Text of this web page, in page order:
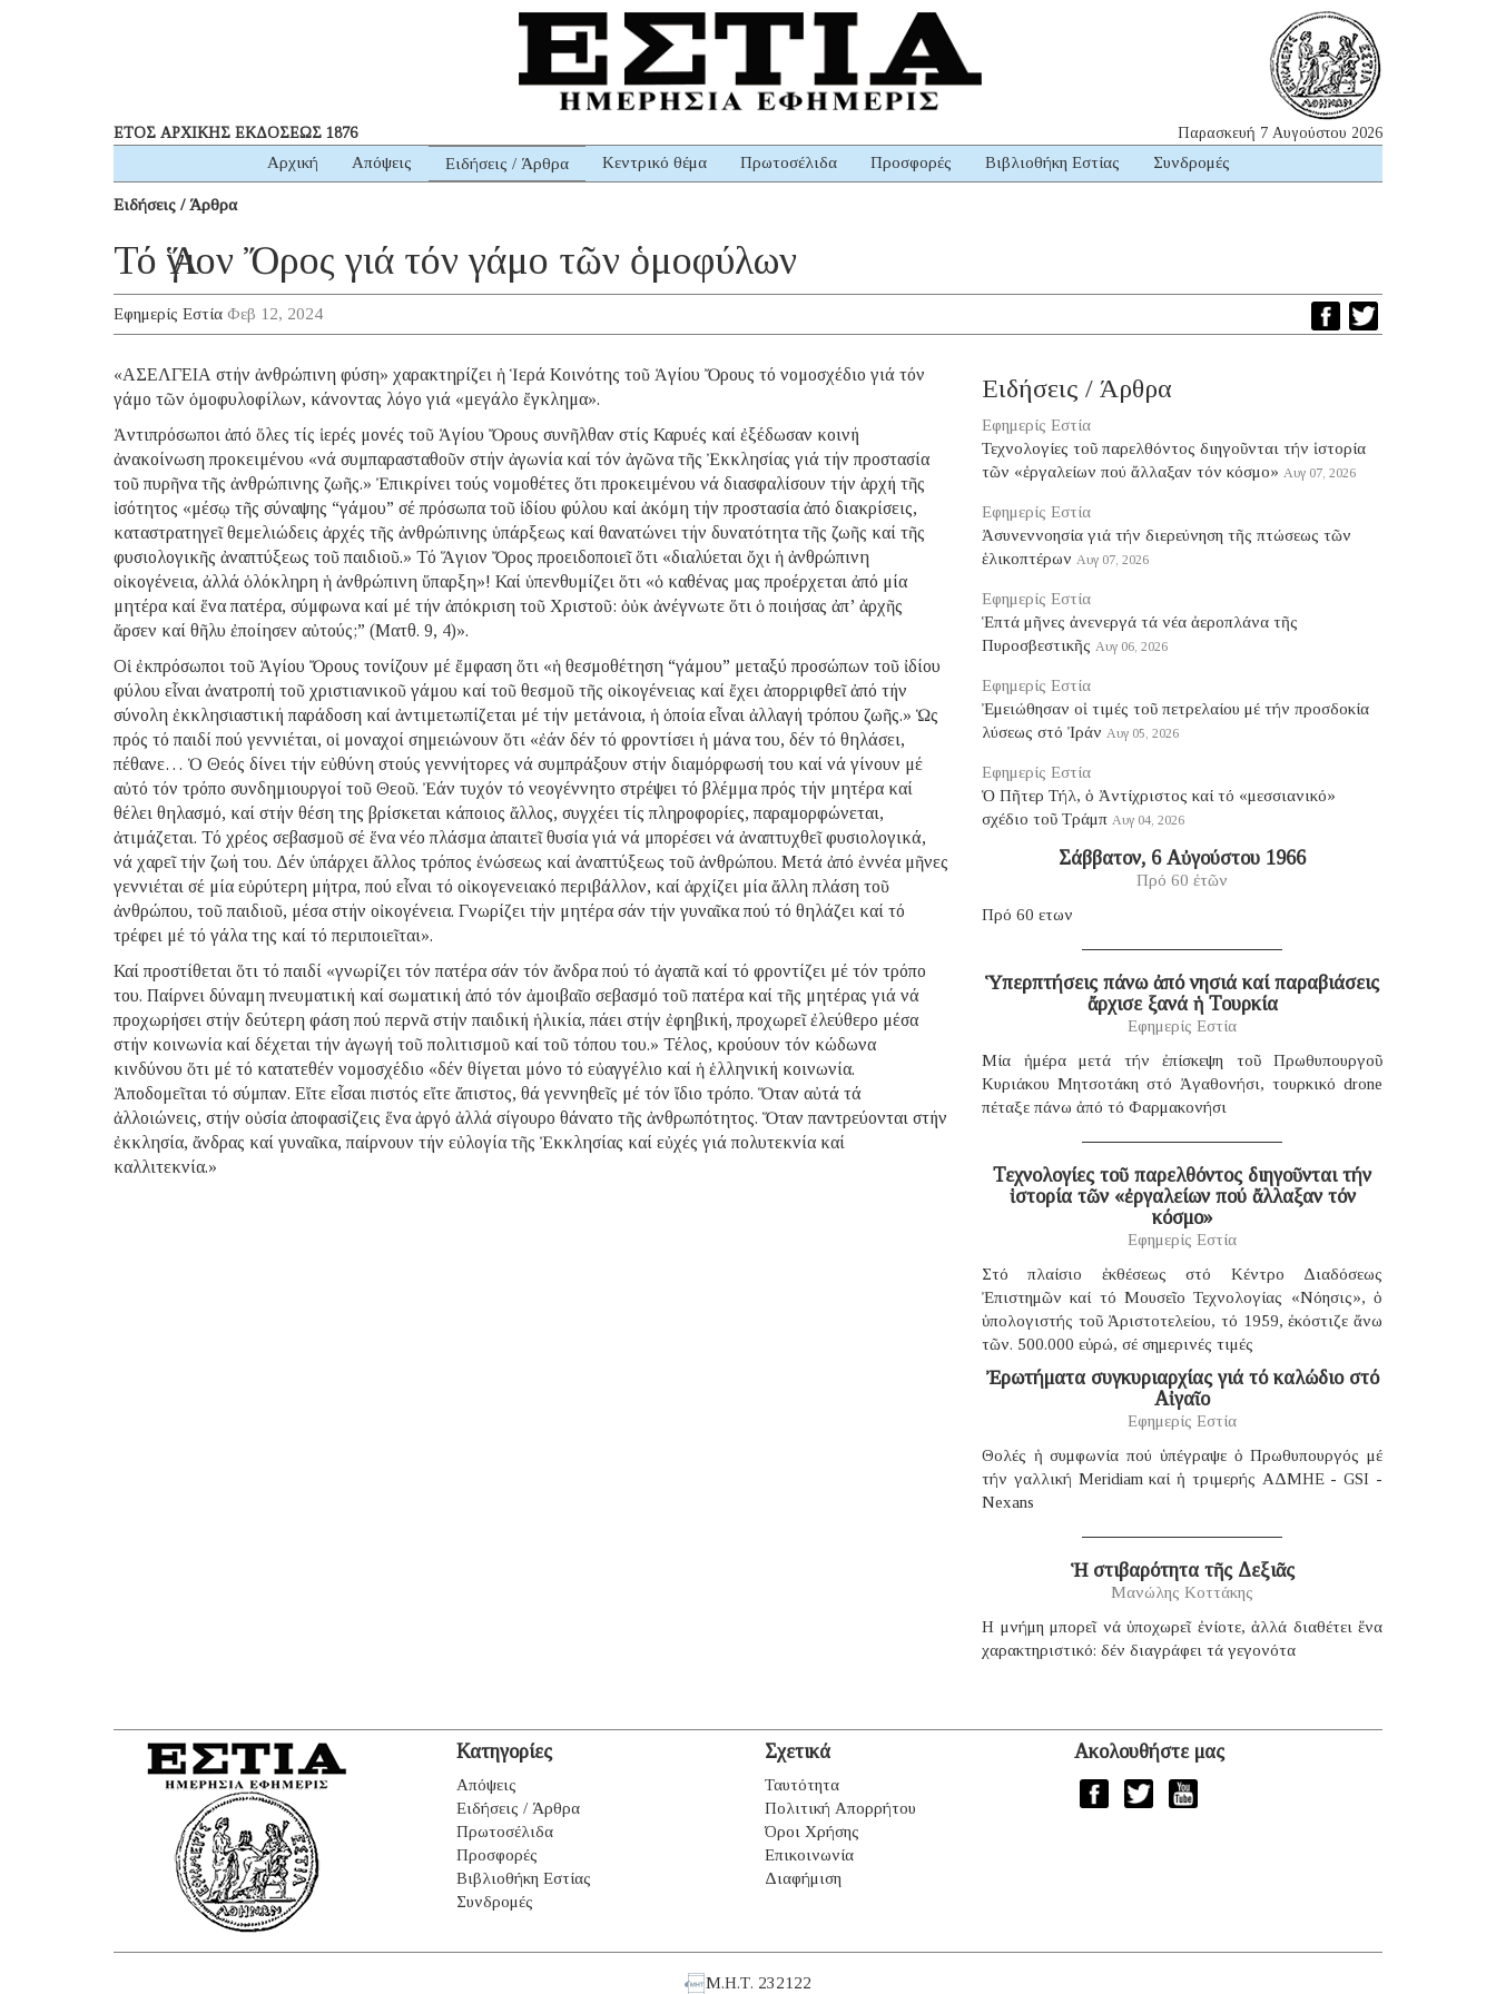
ΕΤΟΣ ΑΡΧΙΚΗΣ ΕΚΔΟΣΕΩΣ 1876 Παρασκευή 7 Αυγούστου 2026
Αρχική Απόψεις Ειδήσεις / Άρθρα Κεντρικό θέμα Πρωτοσέλιδα Προσφορές Βιβλιοθήκη Εστίας Συνδρομές
Ειδήσεις / Άρθρα
Τό Ἅγιον Ὄρος γιά τόν γάμο τῶν ὁμοφύλων
Εφημερίς Εστία Φεβ 12, 2024
«ΑΣΕΛΓΕΙΑ στήν ἀνθρώπινη φύση» χαρακτηρίζει ἡ Ἱερά Κοινότης τοῦ Ἁγίου Ὄρους τό νομοσχέδιο γιά τόν
γάμο τῶν ὁμοφυλοφίλων, κάνοντας λόγο γιά «μεγάλο ἔγκλημα».
Ἀντιπρόσωποι ἀπό ὅλες τίς ἱερές μονές τοῦ Ἁγίου Ὄρους συνῆλθαν στίς Καρυές καί ἐξέδωσαν κοινή
ἀνακοίνωση προκειμένου «νά συμπαρασταθοῦν στήν ἀγωνία καί τόν ἀγῶνα τῆς Ἐκκλησίας γιά τήν προστασία
τοῦ πυρῆνα τῆς ἀνθρώπινης ζωῆς.» Ἐπικρίνει τούς νομοθέτες ὅτι προκειμένου νά διασφαλίσουν τήν ἀρχή τῆς
ἰσότητος «μέσῳ τῆς σύναψης “γάμου” σέ πρόσωπα τοῦ ἰδίου φύλου καί ἀκόμη τήν προστασία ἀπό διακρίσεις,
καταστρατηγεῖ θεμελιώδεις ἀρχές τῆς ἀνθρώπινης ὑπάρξεως καί θανατώνει τήν δυνατότητα τῆς ζωῆς καί τῆς
φυσιολογικῆς ἀναπτύξεως τοῦ παιδιοῦ.» Τό Ἅγιον Ὄρος προειδοποιεῖ ὅτι «διαλύεται ὄχι ἡ ἀνθρώπινη
οἰκογένεια, ἀλλά ὁλόκληρη ἡ ἀνθρώπινη ὕπαρξη»! Καί ὑπενθυμίζει ὅτι «ὁ καθένας μας προέρχεται ἀπό μία
μητέρα καί ἕνα πατέρα, σύμφωνα καί μέ τήν ἀπόκριση τοῦ Χριστοῦ: ὀὐκ ἀνέγνωτε ὅτι ὁ ποιήσας ἀπ’ ἀρχῆς
ἄρσεν καί θῆλυ ἐποίησεν αὐτούς;” (Ματθ. 9, 4)».
Οἱ ἐκπρόσωποι τοῦ Ἁγίου Ὄρους τονίζουν μέ ἔμφαση ὅτι «ἡ θεσμοθέτηση “γάμου” μεταξύ προσώπων τοῦ ἰδίου
φύλου εἶναι ἀνατροπή τοῦ χριστιανικοῦ γάμου καί τοῦ θεσμοῦ τῆς οἰκογένειας καί ἔχει ἀπορριφθεῖ ἀπό τήν
σύνολη ἐκκλησιαστική παράδοση καί ἀντιμετωπίζεται μέ τήν μετάνοια, ἡ ὁποία εἶναι ἀλλαγή τρόπου ζωῆς.» Ὡς
πρός τό παιδί πού γεννιέται, οἱ μοναχοί σημειώνουν ὅτι «ἐάν δέν τό φροντίσει ἡ μάνα του, δέν τό θηλάσει,
πέθανε… Ὁ Θεός δίνει τήν εὐθύνη στούς γεννήτορες νά συμπράξουν στήν διαμόρφωσή του καί νά γίνουν μέ
αὐτό τόν τρόπο συνδημιουργοί τοῦ Θεοῦ. Ἐάν τυχόν τό νεογέννητο στρέψει τό βλέμμα πρός τήν μητέρα καί
θέλει θηλασμό, καί στήν θέση της βρίσκεται κάποιος ἄλλος, συγχέει τίς πληροφορίες, παραμορφώνεται,
ἀτιμάζεται. Τό χρέος σεβασμοῦ σέ ἕνα νέο πλάσμα ἀπαιτεῖ θυσία γιά νά μπορέσει νά ἀναπτυχθεῖ φυσιολογικά,
νά χαρεῖ τήν ζωή του. Δέν ὑπάρχει ἄλλος τρόπος ἑνώσεως καί ἀναπτύξεως τοῦ ἀνθρώπου. Μετά ἀπό ἐννέα μῆνες
γεννιέται σέ μία εὐρύτερη μήτρα, πού εἶναι τό οἰκογενειακό περιβάλλον, καί ἀρχίζει μία ἄλλη πλάση τοῦ
ἀνθρώπου, τοῦ παιδιοῦ, μέσα στήν οἰκογένεια. Γνωρίζει τήν μητέρα σάν τήν γυναῖκα πού τό θηλάζει καί τό
τρέφει μέ τό γάλα της καί τό περιποιεῖται».
Καί προστίθεται ὅτι τό παιδί «γνωρίζει τόν πατέρα σάν τόν ἄνδρα πού τό ἀγαπᾶ καί τό φροντίζει μέ τόν τρόπο
του. Παίρνει δύναμη πνευματική καί σωματική ἀπό τόν ἀμοιβαῖο σεβασμό τοῦ πατέρα καί τῆς μητέρας γιά νά
προχωρήσει στήν δεύτερη φάση πού περνᾶ στήν παιδική ἡλικία, πάει στήν ἐφηβική, προχωρεῖ ἐλεύθερο μέσα
στήν κοινωνία καί δέχεται τήν ἀγωγή τοῦ πολιτισμοῦ καί τοῦ τόπου του.» Τέλος, κρούουν τόν κώδωνα
κινδύνου ὅτι μέ τό κατατεθέν νομοσχέδιο «δέν θίγεται μόνο τό εὐαγγέλιο καί ἡ ἑλληνική κοινωνία.
Ἀποδομεῖται τό σύμπαν. Εἴτε εἶσαι πιστός εἴτε ἄπιστος, θά γεννηθεῖς μέ τόν ἴδιο τρόπο. Ὅταν αὐτά τά
ἀλλοιώνεις, στήν οὐσία ἀποφασίζεις ἕνα ἀργό ἀλλά σίγουρο θάνατο τῆς ἀνθρωπότητος. Ὅταν παντρεύονται στήν
ἐκκλησία, ἄνδρας καί γυναῖκα, παίρνουν τήν εὐλογία τῆς Ἐκκλησίας καί εὐχές γιά πολυτεκνία καί
καλλιτεκνία.»
Ειδήσεις / Άρθρα
Εφημερίς Εστία
Τεχνολογίες τοῦ παρελθόντος διηγοῦνται τήν ἱστορία
τῶν «ἐργαλείων πού ἄλλαξαν τόν κόσμο» Αυγ 07, 2026
Εφημερίς Εστία
Ἀσυνεννοησία γιά τήν διερεύνηση τῆς πτώσεως τῶν
ἑλικοπτέρων Αυγ 07, 2026
Εφημερίς Εστία
Ἑπτά μῆνες ἀνενεργά τά νέα ἀεροπλάνα τῆς
Πυροσβεστικῆς Αυγ 06, 2026
Εφημερίς Εστία
Ἐμειώθησαν οἱ τιμές τοῦ πετρελαίου μέ τήν προσδοκία
λύσεως στό Ἰράν Αυγ 05, 2026
Εφημερίς Εστία
Ὁ Πῆτερ Τήλ, ὁ Ἀντίχριστος καί τό «μεσσιανικό»
σχέδιο τοῦ Τράμπ Αυγ 04, 2026
Σάββατον, 6 Αὐγούστου 1966
Πρό 60 ἐτῶν
Πρό 60 ετων
Ὑπερπτήσεις πάνω ἀπό νησιά καί παραβιάσεις
ἄρχισε ξανά ἡ Τουρκία
Εφημερίς Εστία
Μία ἡμέρα μετά τήν ἐπίσκεψη τοῦ Πρωθυπουργοῦ
Κυριάκου Μητσοτάκη στό Ἀγαθονήσι, τουρκικό drone
πέταξε πάνω ἀπό τό Φαρμακονήσι
Τεχνολογίες τοῦ παρελθόντος διηγοῦνται τήν
ἱστορία τῶν «ἐργαλείων πού ἄλλαξαν τόν
κόσμο»
Εφημερίς Εστία
Στό πλαίσιο ἐκθέσεως στό Κέντρο Διαδόσεως
Ἐπιστημῶν καί τό Μουσεῖο Τεχνολογίας «Νόησις», ὁ
ὑπολογιστής τοῦ Ἀριστοτελείου, τό 1959, ἐκόστιζε ἄνω
τῶν. 500.000 εὐρώ, σέ σημερινές τιμές
Ἐρωτήματα συγκυριαρχίας γιά τό καλώδιο στό
Αἰγαῖο
Εφημερίς Εστία
Θολές ἡ συμφωνία πού ὑπέγραψε ὁ Πρωθυπουργός μέ
τήν γαλλική Μeridiam καί ἡ τριμερής ΑΔΜΗΕ - GSI -
Nexans
Ἡ στιβαρότητα τῆς Δεξιᾶς
Μανώλης Κοττάκης
H μνήμη μπορεῖ νά ὑποχωρεῖ ἐνίοτε, ἀλλά διαθέτει ἕνα
χαρακτηριστικό: δέν διαγράφει τά γεγονότα
Κατηγορίες
Απόψεις
Ειδήσεις / Άρθρα
Πρωτοσέλιδα
Προσφορές
Βιβλιοθήκη Εστίας
Συνδρομές
Σχετικά
Ταυτότητα
Πολιτική Απορρήτου
Όροι Χρήσης
Επικοινωνία
Διαφήμιση
Ακολουθήστε μας
Μ.Η.Τ. 232122